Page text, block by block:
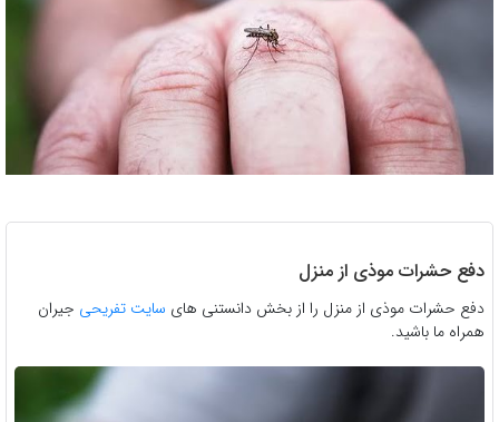
دفع حشرات موذی از منزل
دفع حشرات موذی از منزل را از بخش دانستنی های سایت تفریحی جیران
همراه ما باشید.